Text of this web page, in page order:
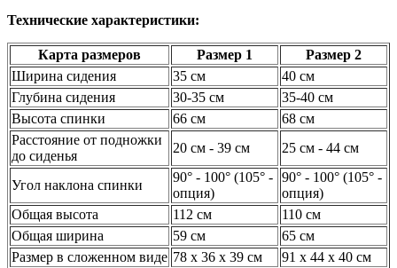
Технические характеристики:
Карта размеров Размер 1
Размер 2
Ширина сидения
35 см
40 см
Глубина сидения
30-35 см
35-40 см
Высота спинки
66 см
68 см
Расстояние от подножки
до сиденья
20 см - 39 см 25 см - 44 см
Угол наклона спинки
90° - 100° (105° -
опция)
90° - 100° (105° -
опция)
Общая высота
112 см
110 см
Общая ширина
59 см
65 см
Размер в сложенном виде 78 x 36 x 39 см
91 x 44 x 40 см